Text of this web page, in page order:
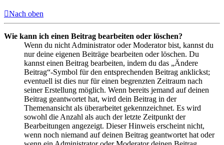
Nach oben
Wie kann ich einen Beitrag bearbeiten oder löschen?
Wenn du nicht Administrator oder Moderator bist, kannst du
nur deine eigenen Beiträge bearbeiten oder löschen. Du
kannst einen Beitrag bearbeiten, indem du das „Ändere
Beitrag“-Symbol für den entsprechenden Beitrag anklickst;
eventuell ist dies nur für einen begrenzten Zeitraum nach
seiner Erstellung möglich. Wenn bereits jemand auf deinen
Beitrag geantwortet hat, wird dein Beitrag in der
Themenansicht als überarbeitet gekennzeichnet. Es wird
sowohl die Anzahl als auch der letzte Zeitpunkt der
Bearbeitungen angezeigt. Dieser Hinweis erscheint nicht,
wenn noch niemand auf deinen Beitrag geantwortet hat oder